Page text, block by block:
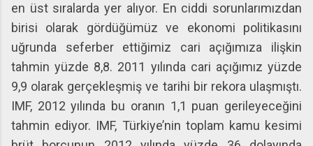
en üst sıralarda yer alıyor. En ciddi sorunlarımızdan
birisi olarak gördüğümüz ve ekonomi politikasını
uğrunda seferber ettiğimiz cari açığımıza ilişkin
tahmin yüzde 8,8. 2011 yılında cari açığımız yüzde
9,9 olarak gerçekleşmiş ve tarihi bir rekora ulaşmıştı.
IMF, 2012 yılında bu oranın 1,1 puan gerileyeceğini
tahmin ediyor. IMF, Türkiye’nin toplam kamu kesimi